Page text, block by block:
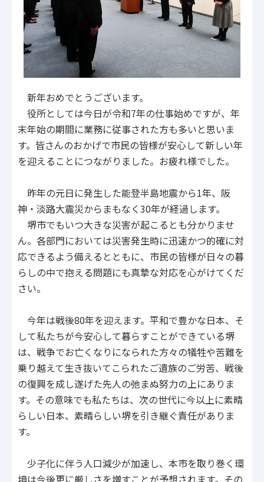
新年おめでとうございます。
役所としては今日が令和7年の仕事始めですが、年
末年始の期間に業務に従事された方も多いと思いま
す。皆さんのおかげで市民の皆様が安心して新しい年
を迎えることにつながりました。お疲れ様でした。
昨年の元日に発生した能登半島地震から1年、阪
神・淡路大震災からまもなく30年が経過します。
堺市でもいつ大きな災害が起こるとも分かりませ
ん。各部門においては災害発生時に迅速かつ的確に対
応できるよう備えるとともに、市民の皆様が日々の暮
らしの中で抱える問題にも真摯な対応を心がけてくだ
さい。
今年は戦後80年を迎えます。平和で豊かな日本、そ
して私たちが今安心して暮らすことができている堺
は、戦争でお亡くなりになられた方々の犠牲や苦難を
乗り越えて生き抜いてこられたご遺族のご労苦、戦後
の復興を成し遂げた先人の弛まぬ努力の上にありま
す。その意味でも私たちは、次の世代に今以上に素晴
らしい日本、素晴らしい堺を引き継ぐ責任がありま
す。
少子化に伴う人口減少が加速し、本市を取り巻く環